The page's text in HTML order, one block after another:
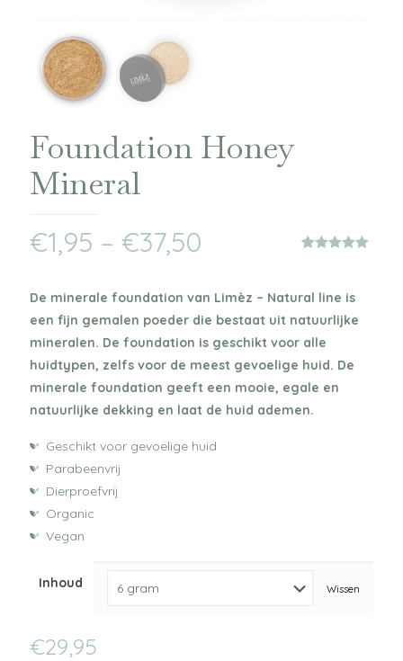
Foundation Honey
Mineral
op
€1,95 – €37,50
De minerale foundation van Limèz – Natural line is
een fijn gemalen poeder die bestaat uit natuurlijke
mineralen. De foundation is geschikt voor alle
huidtypen, zelfs voor de meest gevoelige huid. De
minerale foundation geeft een mooie, egale en
natuurlijke dekking en laat de huid ademen.
Geschikt voor gevoelige huid
Parabeenvrij
Dierproefvrij
Organic
Vegan
Inhoud Wissen
€29,95